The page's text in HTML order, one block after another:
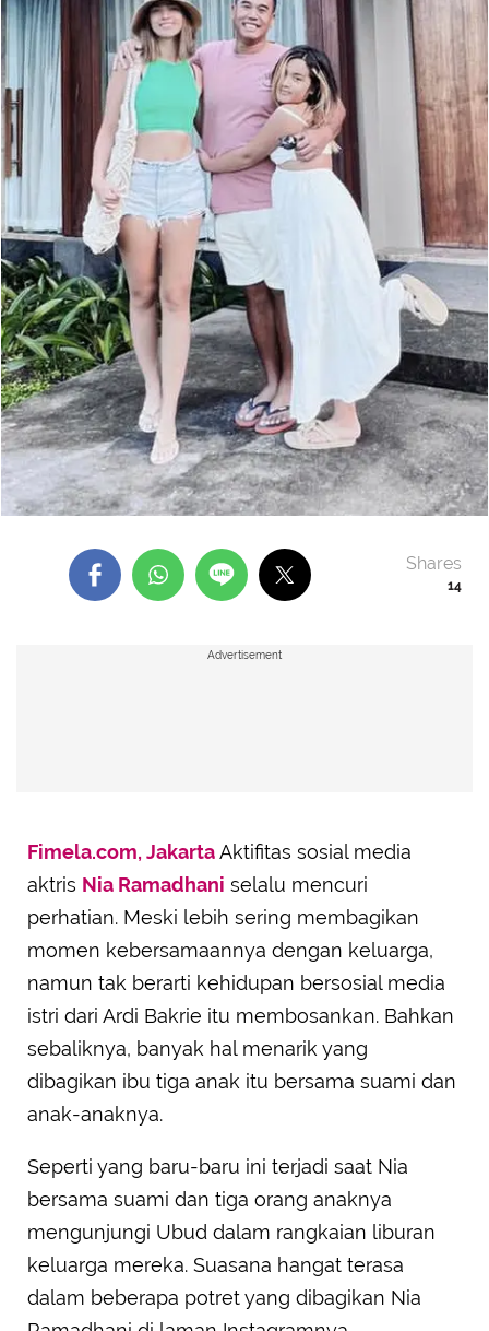
14
Shares
Advertisement
Fimela.com, JakartaAktifitas sosial media
aktris Nia Ramadhani selalu mencuri
perhatian. Meski lebih sering membagikan
momen kebersamaannya dengan keluarga,
namun tak berarti kehidupan bersosial media
istri dari Ardi Bakrie itu membosankan. Bahkan
sebaliknya, banyak hal menarik yang
dibagikan ibu tiga anak itu bersama suami dan
anak-anaknya.
Seperti yang baru-baru ini terjadi saat Nia
bersama suami dan tiga orang anaknya
mengunjungi Ubud dalam rangkaian liburan
keluarga mereka. Suasana hangat terasa
dalam beberapa potret yang dibagikan Nia